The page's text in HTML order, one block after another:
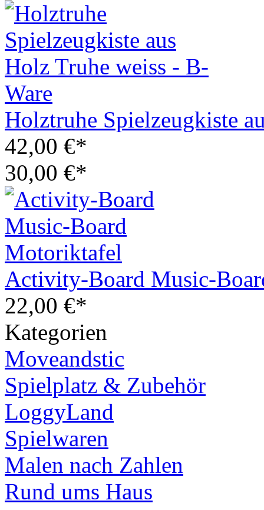
Holztruhe Spielzeugkiste
42,00 €*
30,00 €*
Activity-Board Music-
22,00 €*
Kategorien
Moveandstic
Spielplatz & Zubehör
LoggyLand
Spielwaren
Malen nach Zahlen
Rund ums Haus